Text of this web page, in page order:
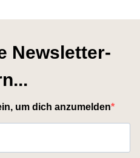
Newsletter-
um dich anzumelden